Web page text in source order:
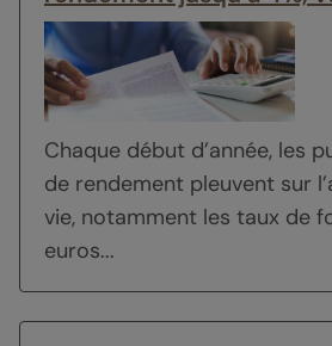
Chaque début d’année, les
de rendement pleuvent sur
vie, notamment les taux de
euros...